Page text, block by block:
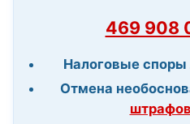
469 908
Налоговые
Отмена